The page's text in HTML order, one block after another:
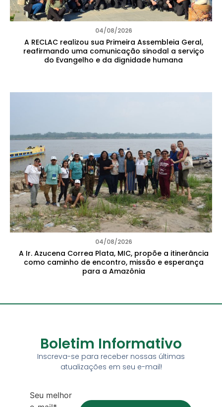
04/08/2026
A RECLAC realizou sua Primeira Assembleia Geral,
reafirmando uma comunicação sinodal a serviço
do Evangelho e da dignidade humana
04/08/2026
A Ir. Azucena Correa Plata, MIC, propõe a itinerância
como caminho de encontro, missão e esperança
para a Amazônia
Boletim Informativo
Inscreva-se para receber nossas últimas
atualizações em seu e-mail!
Seu melhor